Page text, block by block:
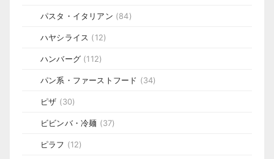
パスタ・イタリアン (84)
ハヤシライス (12)
ハンバーグ (112)
パン系・ファーストフード (34)
ピザ (30)
ビビンバ・冷麺 (37)
ピラフ (12)